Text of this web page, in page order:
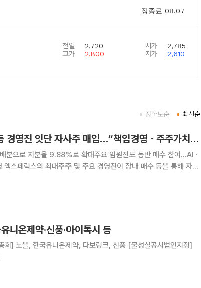
장종료 08.07
전일
2,720
고가
2,800
시가
2,785
저가
2,610
최신순
정확도순
엑스페릭스, 최대주주 등 경영진 잇단 자사주 매입…“책임경영ㆍ주주가치 제고”
분으로 지분율 9.88%로 확대주요 임원진도 동반 매수 참여…AIㆍ
표이사는 최근 회사 주요 임원들과
니온제약·신풍·아이톡시 등